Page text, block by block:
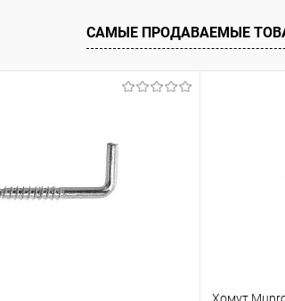
САМЫЕ ПРОДАВАЕМЫЕ